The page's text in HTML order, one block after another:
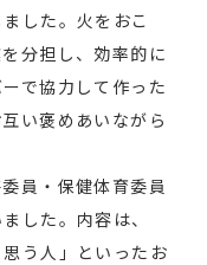
した。火をおこ
分担し、効率的に
で協力して作った
い褒めあいながら
員・保健体育委員
した。内容は、
う人」といったお